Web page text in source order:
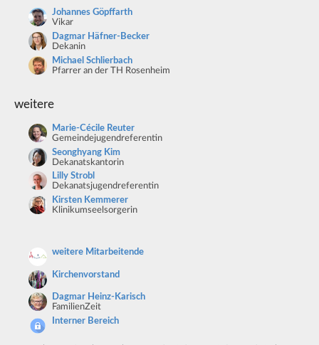
Johannes Göpffarth
Vikar
Dagmar Häfner-Becker
Dekanin
Michael Schlierbach
Pfarrer an der TH Rosenheim
weitere
Marie-Cécile Reuter
Gemeindejugendreferentin
Seonghyang Kim
Dekanatskantorin
Lilly Strobl
Dekanatsjugendreferentin
Kirsten Kemmerer
Klinikumseelsorgerin
weitere Mitarbeitende
Kirchenvorstand
Dagmar Heinz-Karisch
FamilienZeit
Interner Bereich